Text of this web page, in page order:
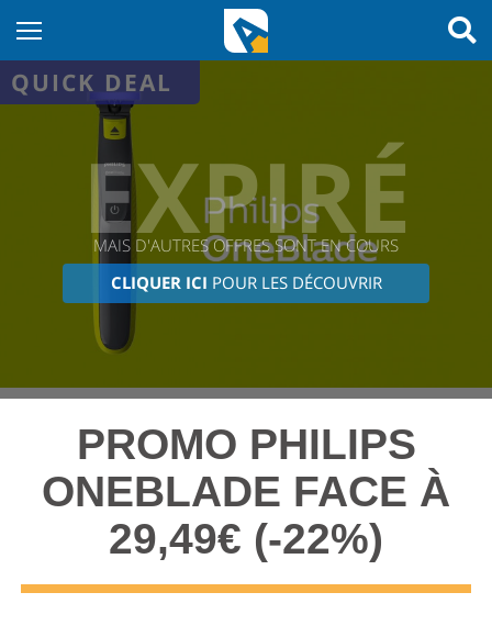
QUICK DEAL
EXPIRÉ
MAIS D'AUTRES OFFRES SONT EN COURS
CLIQUER ICI POUR LES DÉCOUVRIR
PROMO PHILIPS
ONEBLADE FACE À
29,49€ (-22%)